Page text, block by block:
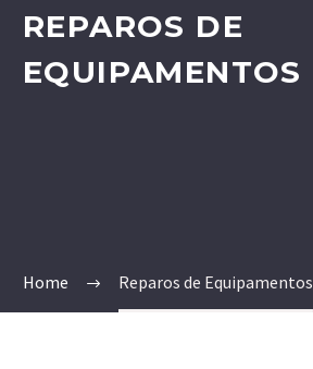
REPAROS DE
EQUIPAMENTOS
Home Reparos de Equipamentos